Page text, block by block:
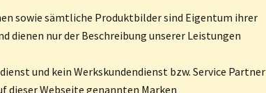
sowie sämtliche Produktbilder sind Eigentum ihrer
dienen nur der Beschreibung unserer Leistungen
und kein Werkskundendienst bzw. Service Partner
dieser Webseite genannten Marken